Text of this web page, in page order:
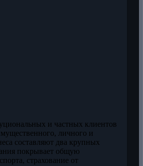
и частных клиентов
личного и
составляют два крупных
покрывает общую
страхование от